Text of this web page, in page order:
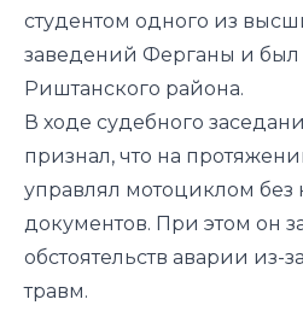
студентом одного из
заведений Ферганы и
Риштанского района.
В ходе судебного
признал, что на
управлял мотоциклом
документов. При этом он
обстоятельств аварии из-
травм.